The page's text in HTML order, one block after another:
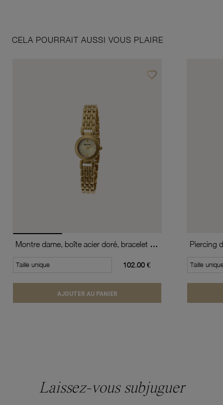
CELA POURRAIT AUSSI VOUS PLAIRE
favorite_borderAjouter à vos favoris
Montre dame, boîte acier doré, bracelet acier doré et verre minéral
Taille unique 102.00 €
AJOUTER AU PANIER
Piercing
Taille
Laissez-vous subjuguer